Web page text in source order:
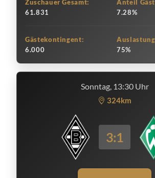
Zuschauer Gesamt:
61.831
Anteil
7.28%
Gästekontingent:
6.000
75%
Sonntag, 13:30 Uhr
324km
3:1